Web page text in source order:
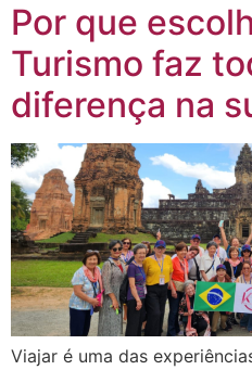
Por que
Turismo faz
diferença na
Viajar é uma das